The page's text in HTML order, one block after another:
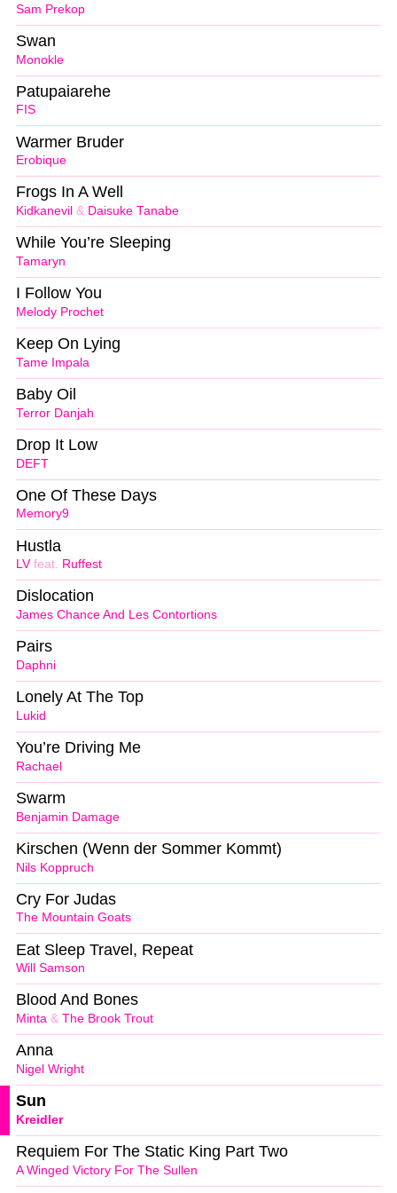
Sam Prekop
Monokle
Swan
FIS
Patupaiarehe
Erobique
Warmer Bruder
Kidkanevil & Daisuke Tanabe
Frogs In A Well
Tamaryn
While You’re Sleeping
Melody Prochet
I Follow You
Tame Impala
Keep On Lying
Terror Danjah
Baby Oil
DEFT
Drop It Low
Memory9
One Of These Days
LVfeat. Ruffest
Hustla
James Chance And Les Contortions
Dislocation
Daphni
Pairs
Lukid
Lonely At The Top
Rachael
You’re Driving Me
Benjamin Damage
Swarm
Nils Koppruch
Kirschen (Wenn der Sommer Kommt)
The Mountain Goats
Cry For Judas
Will Samson
Eat Sleep Travel, Repeat
Minta & The Brook Trout
Blood And Bones
Nigel Wright
Anna
Kreidler
Sun
A Winged Victory For The Sullen
Requiem For The Static King Part Two